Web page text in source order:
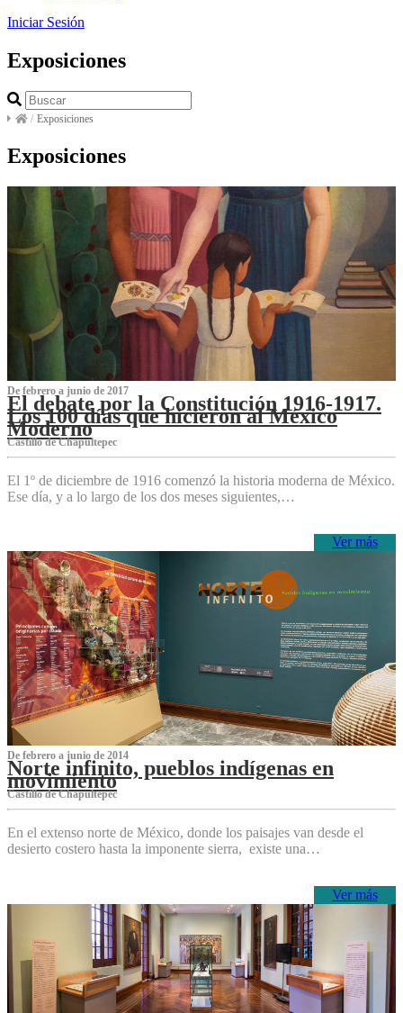
Iniciar Sesión
Exposiciones
/ Exposiciones
Exposiciones
De febrero a junio de 2017
El debate por la Constitución 1916-1917.
Los 100 días que hicieron al México
Moderno
Castillo de Chapultepec
El 1º de diciembre de 1916 comenzó la historia moderna de México.
Ese día, y a lo largo de los dos meses siguientes,…
Ver más
De febrero a junio de 2014
Norte infinito, pueblos indígenas en
movimiento
Castillo de Chapultepec
En el extenso norte de México, donde los paisajes van desde el
desierto costero hasta la imponente sierra, existe una…
Ver más